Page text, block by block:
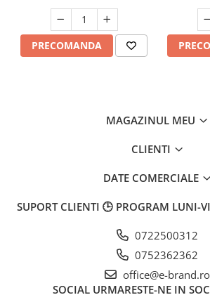
PRECOMANDA
MAGAZINUL MEU
CLIENTI
DATE COMERCIALE
SUPORT CLIENTI 🕒 PROGRAM LUNI-
0722500312
0752362362
office@e-brand.ro
SOCIAL URMARESTE-NE IN